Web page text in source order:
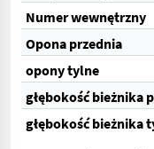
Numer wewnętrzny
Opona przednia
opony tylne